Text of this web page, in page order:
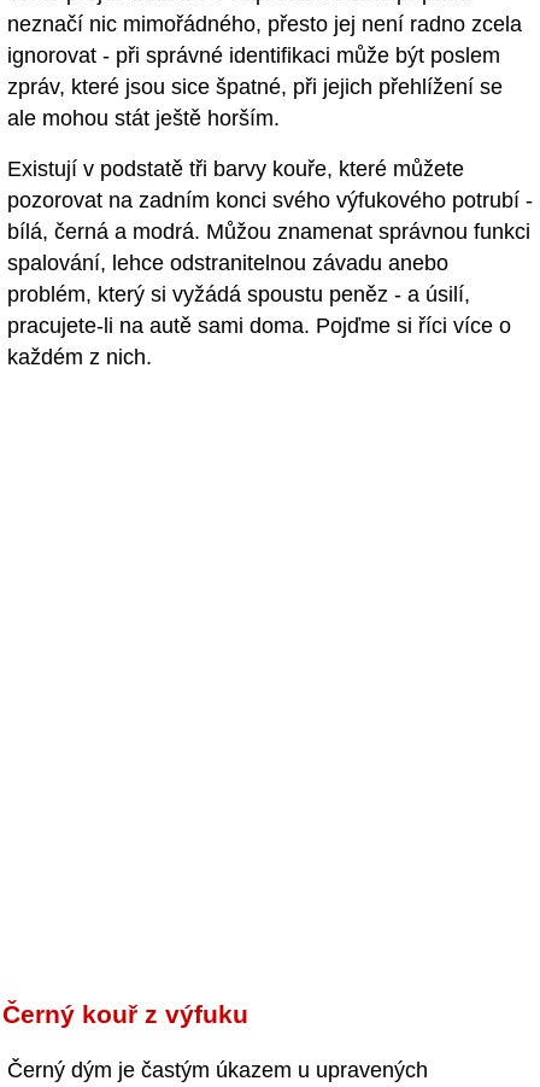
neznačí nic mimořádného, přesto jej není radno zcela
ignorovat - při správné identifikaci může být poslem
zpráv, které jsou sice špatné, při jejich přehlížení se
ale mohou stát ještě horším.
Existují v podstatě tři barvy kouře, které můžete
pozorovat na zadním konci svého výfukového potrubí -
bílá, černá a modrá. Můžou znamenat správnou funkci
spalování, lehce odstranitelnou závadu anebo
problém, který si vyžádá spoustu peněz - a úsilí,
pracujete-li na autě sami doma. Pojďme si říci více o
každém z nich.
Černý kouř z výfuku
Černý dým je častým úkazem u upravených